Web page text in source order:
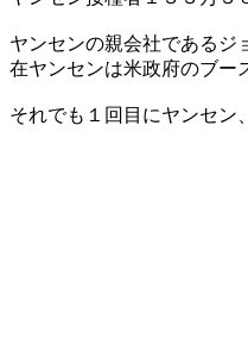
ヤンセンの親会社であるジ
在ヤンセンは米政府のブー
それでも１回目にヤンセン